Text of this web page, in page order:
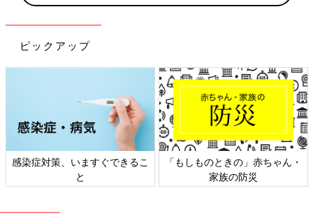
調布市教育委員会の廣瀬郷さんからは現在の調布市での取り組み
調布市は、2012年に粉チーズ入りのチヂミを食べた5年生女児の
食物アレルギーによる死亡事故が発生して以来、ガイドラインや
「学校生活管理指導表」の活用により事故防止と緊急対応に積極
的に取り組んできました。廣瀬さんの話を紹介します。
「市の入学説明会では、まず学校で対応できることをお話しし、
ピックアップ
しものときの」赤ちゃん・
家族の防災
日本外来小児科学会リーフレッ
ト検討会
六